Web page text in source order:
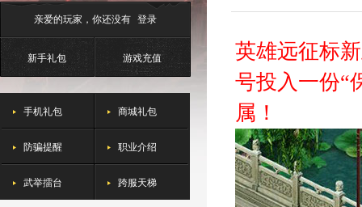
亲爱的玩家，你还没有 登录
新手礼包 游戏充值
手机礼包 商城礼包
防骗提醒 职业介绍
武举擂台 跨服天梯
英雄远征标
号投入一份“
属！